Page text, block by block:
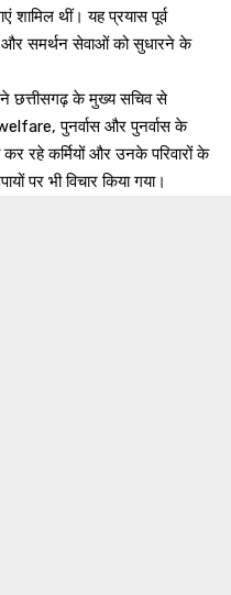
शामिल थीं। यह प्रयास पूर्व
और समर्थन सेवाओं को सुधारने के
छत्तीसगढ़ के मुख्य सचिव से
पुनर्वास और पुनर्वास के
रहे कर्मियों और उनके परिवारों के
पर भी विचार किया गया।